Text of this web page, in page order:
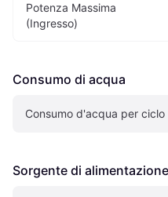
Potenza Massima
(Ingresso)
Consumo di acqua
Consumo d'acqua per ciclo
Sorgente di alimentazione